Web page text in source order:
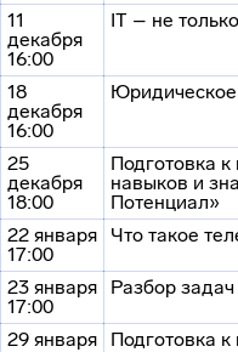
11
декабря
16:00
IT – не
18
декабря
16:00
Юридическое
25
декабря
18:00
Подготовка
навыков и
Потенциал»
22 января
17:00
Что такое
23 января
17:00
Разбор
29 января
Подготовка